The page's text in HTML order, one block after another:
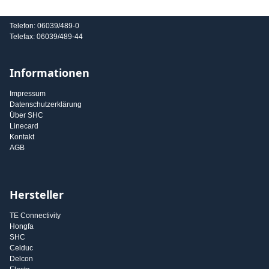
Telefon: 06039/489-0
Telefax: 06039/489-44
Informationen
Impressum
Datenschutzerklärung
Über SHC
Linecard
Kontakt
AGB
Hersteller
TE Connectivity
Hongfa
SHC
Celduc
Delcon